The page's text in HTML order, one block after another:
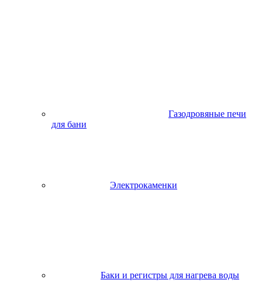
Газодровяные печи
для бани
Электрокаменки
Баки и регистры для нагрева воды